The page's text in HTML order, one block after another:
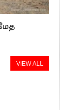
VIEW ALL